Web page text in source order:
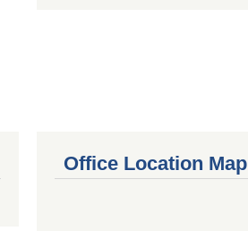
Office Location Map